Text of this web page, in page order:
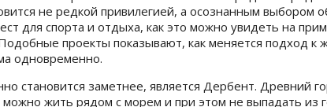
не редкой привилегией, а осознанным выбором
для спорта и отдыха, как это можно увидеть на
проекты показывают, как меняется подход к
одновременно.
заметнее, является Дербент. Древний
жить рядом с морем и при этом не выпадать